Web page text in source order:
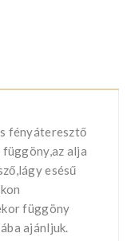
fényáteresztő
alja
esésű
függöny
ajánljuk.